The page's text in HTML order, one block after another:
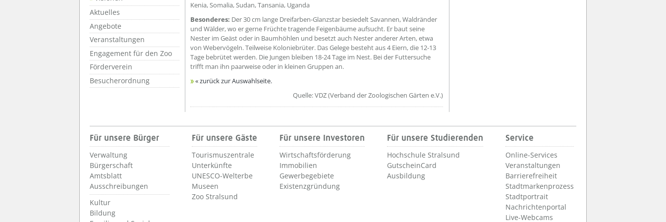
Aktuelles
Angebote
Veranstaltungen
Engagement für den Zoo
Förderverein
Besucherordnung
Kenia, Somalia, Sudan, Tansania, Uganda
Besonderes: Der 30 cm lange Dreifarben-Glanzstar besiedelt Savannen, Waldränder
und Wälder, wo er gerne Früchte tragende Feigenbäume aufsucht. Er baut seine
Nester im Geäst oder in Baumhöhlen und besetzt auch Nester anderer Arten, etwa
von Webervögeln. Teilweise Koloniebrüter. Das Gelege besteht aus 4 Eiern, die 12-13
Tage bebrütet werden. Die Jungen bleiben 18-24 Tage im Nest. Bei der Futtersuche
trifft man ihn paarweise oder in kleinen Gruppen an.
« zurück zur Auswahlseite.
Quelle: VDZ (Verband der Zoologischen Gärten e.V.)
Für unsere Bürger
Verwaltung
Bürgerschaft
Amtsblatt
Ausschreibungen
Kultur
Bildung
Für unsere Gäste
Tourismuszentrale
Unterkünfte
UNESCO-Welterbe
Museen
Zoo Stralsund
Für unsere Investoren
Wirtschaftsförderung
Immobilien
Gewerbegebiete
Existenzgründung
Für unsere Studierenden
Hochschule Stralsund
GutscheinCard
Ausbildung
Service
Online-Services
Veranstaltungen
Barrierefreiheit
Stadtmarkenprozess
Stadtportrait
Nachrichtenportal
Live-Webcams